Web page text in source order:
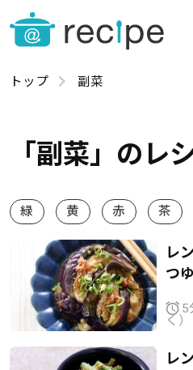
トップ 副菜
「副菜」のレ
緑 黄 赤 茶
レ
つ
5
く）
レ